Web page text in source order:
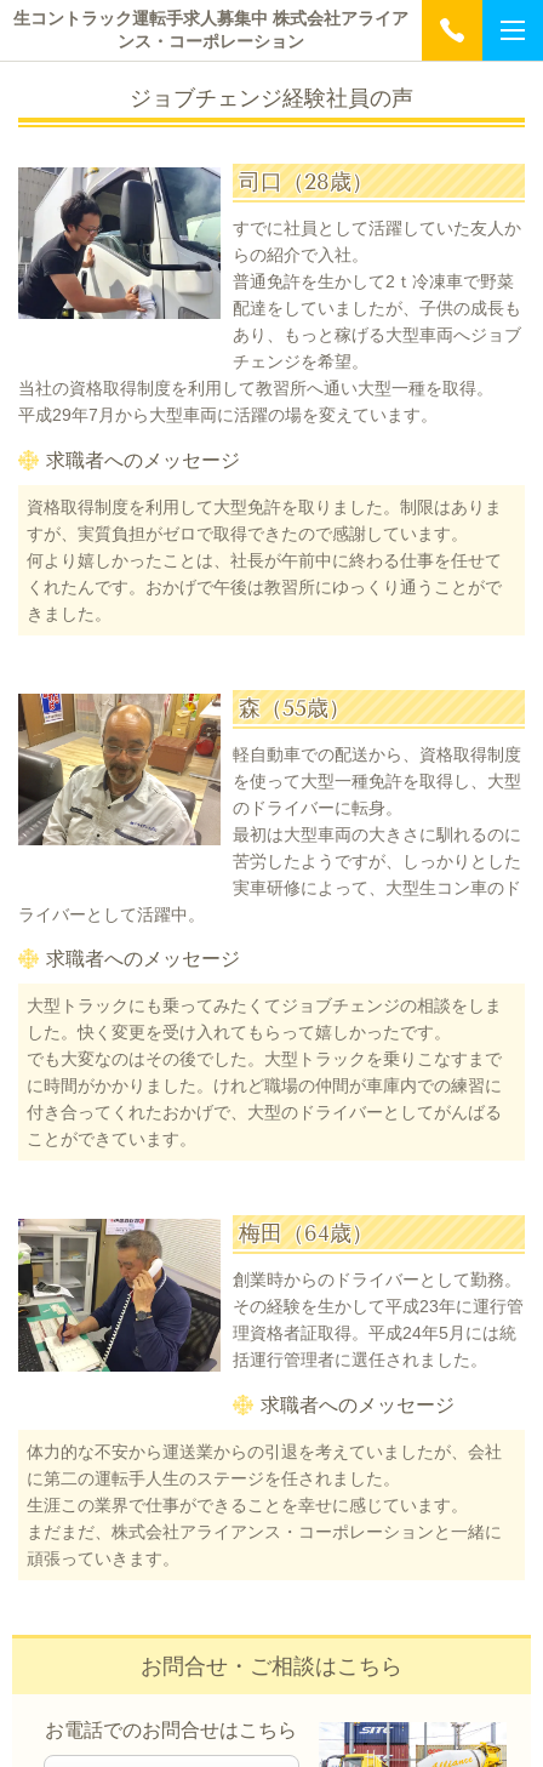
生コントラック運転手求人募集中 株式会社アライア
ンス・コーポレーション
ジョブチェンジ経験社員の声
司口（28歳）
すでに社員として活躍していた友人か
らの紹介で入社。
普通免許を生かして2ｔ冷凍車で野菜
配達をしていましたが、子供の成長も
あり、もっと稼げる大型車両へジョブ
チェンジを希望。
当社の資格取得制度を利用して教習所へ通い大型一種を取得。
平成29年7月から大型車両に活躍の場を変えています。
求職者へのメッセージ
資格取得制度を利用して大型免許を取りました。制限はありま
すが、実質負担がゼロで取得できたので感謝しています。
何より嬉しかったことは、社長が午前中に終わる仕事を任せて
くれたんです。おかげで午後は教習所にゆっくり通うことがで
きました。
森（55歳）
軽自動車での配送から、資格取得制度
を使って大型一種免許を取得し、大型
のドライバーに転身。
最初は大型車両の大きさに馴れるのに
苦労したようですが、しっかりとした
実車研修によって、大型生コン車のド
ライバーとして活躍中。
求職者へのメッセージ
大型トラックにも乗ってみたくてジョブチェンジの相談をしま
した。快く変更を受け入れてもらって嬉しかったです。
でも大変なのはその後でした。大型トラックを乗りこなすまで
に時間がかかりました。けれど職場の仲間が車庫内での練習に
付き合ってくれたおかげで、大型のドライバーとしてがんばる
ことができています。
梅田（64歳）
創業時からのドライバーとして勤務。
その経験を生かして平成23年に運行管
理資格者証取得。平成24年5月には統
括運行管理者に選任されました。
求職者へのメッセージ
体力的な不安から運送業からの引退を考えていましたが、会社
に第二の運転手人生のステージを任されました。
生涯この業界で仕事ができることを幸せに感じています。
まだまだ、株式会社アライアンス・コーポレーションと一緒に
頑張っていきます。
お問合せ・ご相談はこちら
お電話でのお問合せはこちら